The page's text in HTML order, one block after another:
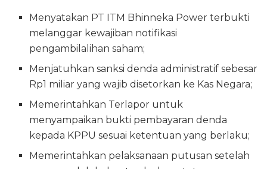
Menyatakan PT ITM Bhinneka Power terbukti
melanggar kewajiban notifikasi
pengambilalihan saham;
Menjatuhkan sanksi denda administratif sebesar
Rp1 miliar yang wajib disetorkan ke Kas Negara;
Memerintahkan Terlapor untuk
menyampaikan bukti pembayaran denda
kepada KPPU sesuai ketentuan yang berlaku;
Memerintahkan pelaksanaan putusan setelah